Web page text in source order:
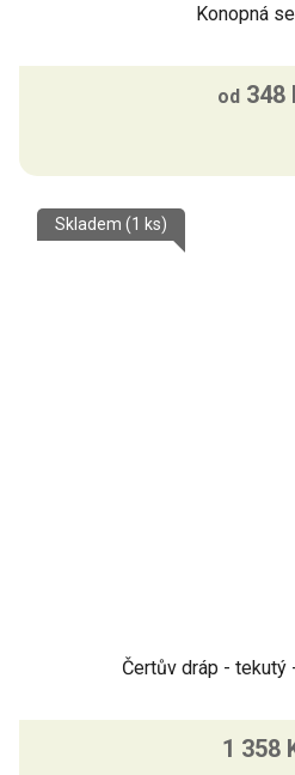
Konopná
od 348
Čertův dráp - tekutý
Skladem (1 ks)
1 358